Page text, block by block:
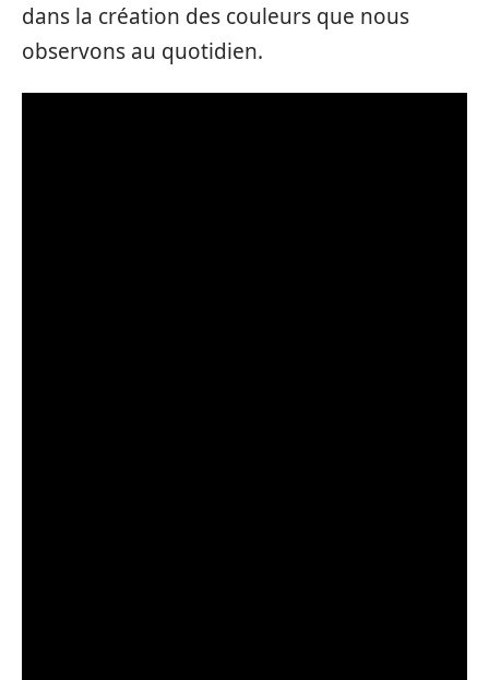
dans la création des couleurs que nous
observons au quotidien.